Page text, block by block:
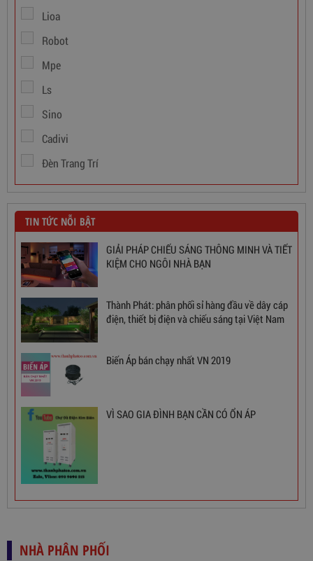
346,000
Ổn Áp 1 Pha SH 5000 II NEW 2020
3,380,000 đ
Lioa
Robot
Mpe
Ls
Sino
Cadivi
Đèn Trang Trí
TIN TỨC NỖI BẬT
GIẢI PHÁP CHIẾU SÁNG THÔNG MINH VÀ TIẾT
KIỆM CHO NGÔI NHÀ BẠN
Thành Phát: phân phối sỉ hàng đầu về dây cáp
điện, thiết bị điện và chiếu sáng tại Việt Nam
Biến Áp bán chạy nhất VN 2019
VÌ SAO GIA ĐÌNH BẠN CẦN CÓ ỔN ÁP
NHÀ PHÂN PHỐI